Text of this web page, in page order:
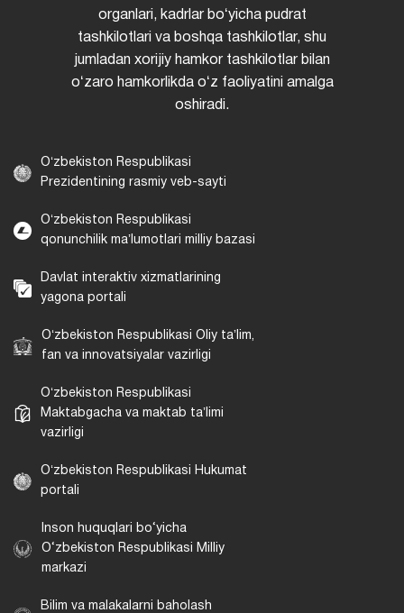
organlari, kadrlar boʻyicha pudrat
tashkilotlari va boshqa tashkilotlar, shu
jumladan xorijiy hamkor tashkilotlar bilan
oʻzaro hamkorlikda oʻz faoliyatini amalga
oshiradi.
Oʻzbekiston Respublikasi
Prezidentining rasmiy veb-sayti
Oʻzbekiston Respublikasi
qonunchilik maʼlumotlari milliy bazasi
Davlat interaktiv xizmatlarining
yagona portali
Oʻzbekiston Respublikasi Oliy taʼlim,
fan va innovatsiyalar vazirligi
Oʻzbekiston Respublikasi
Maktabgacha va maktab taʼlimi
vazirligi
Oʻzbekiston Respublikasi Hukumat
portali
Inson huquqlari bo‘yicha
O‘zbekiston Respublikasi Milliy
markazi
Bilim va malakalarni baholash